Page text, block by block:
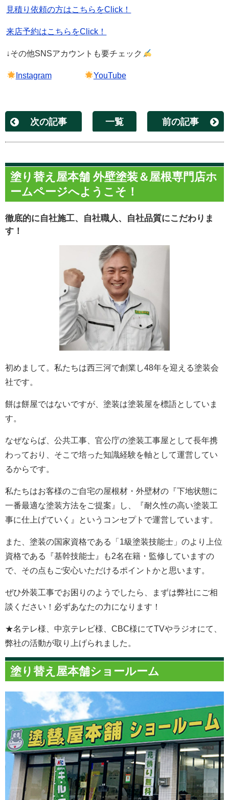
見積り依頼の方はこちらをClick！
来店予約はこちらをClick！
↓その他SNSアカウントも要チェック
Instagram YouTube
次の記事 一覧 前の記事
塗り替え屋本舗 外壁塗装＆屋根専門店ホ
ームページへようこそ！
徹底的に自社施工、自社職人、自社品質にこだわりま
す！
初めまして。私たちは西三河で創業し48年を迎える塗装会
社です。
餅は餅屋ではないですが、塗装は塗装屋を標語としていま
す。
なぜならば、公共工事、官公庁の塗装工事屋として長年携
わっており、そこで培った知識経験を軸として運営してい
るからです。
私たちはお客様のご自宅の屋根材・外壁材の『下地状態に
一番最適な塗装方法をご提案』し、『耐久性の高い塗装工
事に仕上げていく』というコンセプトで運営しています。
また、塗装の国家資格である「1級塗装技能士」のより上位
資格である『基幹技能士』も2名在籍・監修していますの
で、その点もご安心いただけるポイントかと思います。
ぜひ外装工事でお困りのようでしたら、まずは弊社にご相
談ください！必ずあなたの力になります！
★名テレ様、中京テレビ様、CBC様にてTVやラジオにて、
弊社の活動が取り上げられました。
塗り替え屋本舗ショールーム